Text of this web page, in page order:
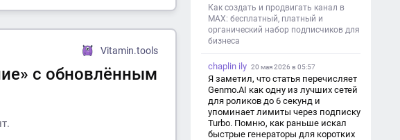
Vitamin.tools
с обновлённым
Как создать и продвигать канал в
MAX: бесплатный, платный и
органический набор подписчиков для
бизнеса
chaplin ily 20 мая 2026 в 05:57
Я заметил, что статья перечисляет
Genmo.AI как одну из лучших сетей
для роликов до 6 секунд и
упоминает лимиты через подписку
Turbo. Помню, как раньше искал
быстрые генераторы для коротких